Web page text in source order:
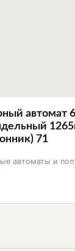
автомат
71
автоматы и